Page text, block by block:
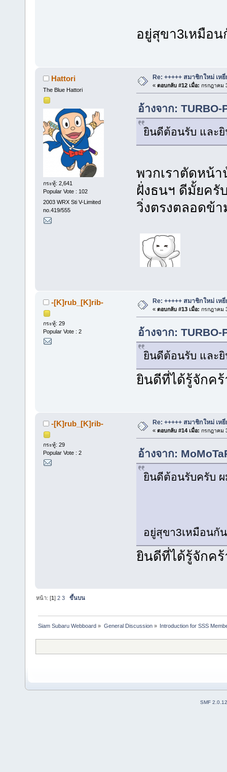
อยู่สุขา3เหมือ
Hattori
The Blue Hattori
กระทู้: 2,641
Popular Vote : 102
2003 WRX Sti V-Limited
no.419/555
Re: +++++ สมาชิกใหม่ เห
« ตอบกลับ #12 เมื่อ: กรกฎาคม
อ้างจาก:
ยินดีต้อนรับ และยิ
พวกเราตัดหน้
ฝั่งธนฯ ดีมั้ยครั
วิ่งตรงตลอดข้า
-[K]rub_[K]rib-
กระทู้: 29
Popular Vote : 2
Re: +++++ สมาชิกใหม่ เห
« ตอบกลับ #13 เมื่อ: กรกฎาคม
อ้างจาก:
ยินดีต้อนรับ และยิ
ยินดีที่ได้รู้จักค
-[K]rub_[K]rib-
กระทู้: 29
Popular Vote : 2
Re: +++++ สมาชิกใหม่ เห
« ตอบกลับ #14 เมื่อ: กรกฎาคม
อ้างจาก:
ยินดีต้อนรับครับ ผ
อยู่สุขา3เหมือน
ยินดีที่ได้รู้จักคร้
หน้า: [1]2 3 ขึ้นบน
Siam Subaru Webboard » General Discussion» Introduction for SSS
SMF 2.0.12